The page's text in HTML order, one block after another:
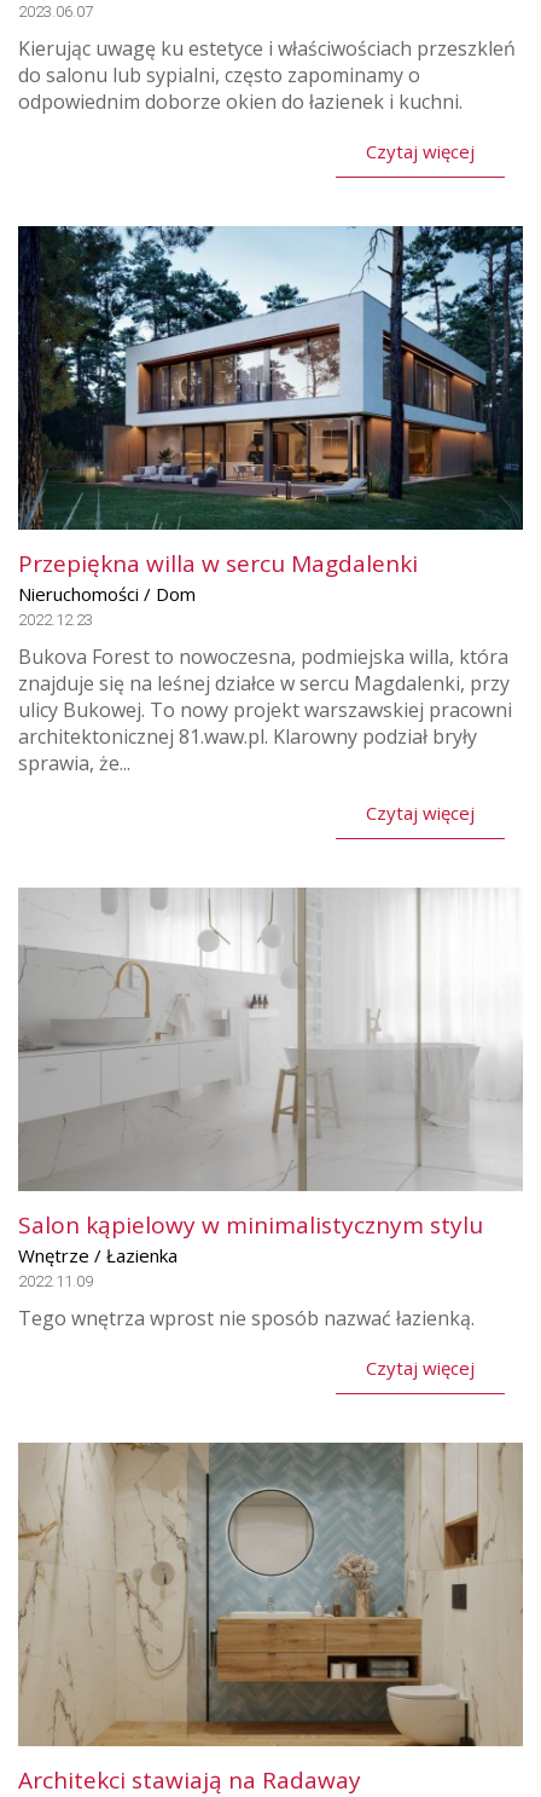
2023.06.07
Kierując uwagę ku estetyce i właściwościach przeszkleń
do salonu lub sypialni, często zapominamy o
odpowiednim doborze okien do łazienek i kuchni.
Czytaj więcej
Przepiękna willa w sercu Magdalenki
Nieruchomości / Dom
2022.12.23
Bukova Forest to nowoczesna, podmiejska willa, która
znajduje się na leśnej działce w sercu Magdalenki, przy
ulicy Bukowej. To nowy projekt warszawskiej pracowni
architektonicznej 81.waw.pl. Klarowny podział bryły
sprawia, że...
Czytaj więcej
Salon kąpielowy w minimalistycznym stylu
Wnętrze / Łazienka
2022.11.09
Tego wnętrza wprost nie sposób nazwać łazienką.
Czytaj więcej
Architekci stawiają na Radaway